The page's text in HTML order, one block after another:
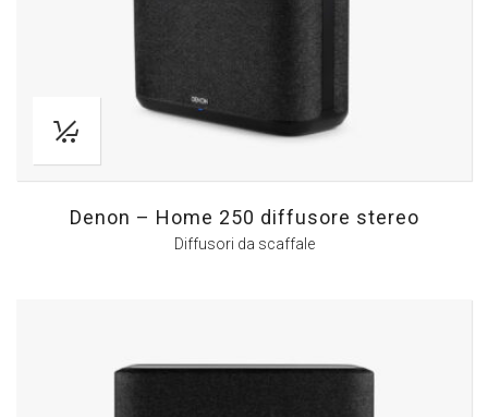
Denon – Home 250 diffusore stereo
Diffusori da scaffale